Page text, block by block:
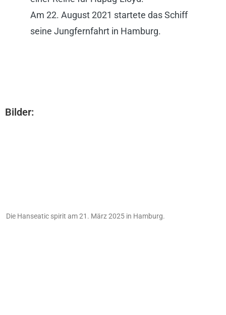
Am 22. August 2021 startete das Schiff
seine Jungfernfahrt in Hamburg.
Bilder:
Die Hanseatic spirit am 21. März 2025 in Hamburg.